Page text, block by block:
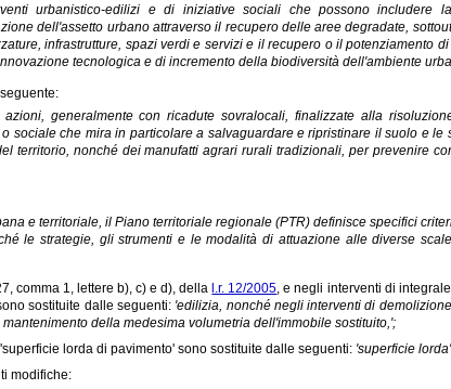
urbanistico-edilizi e di iniziative sociali che possono includere
dell'assetto urbano attraverso il recupero delle aree degradate,
infrastrutture, spazi verdi e servizi e il recupero o il potenziamento
tecnologica e di incremento della biodiversità dell'ambiente
generalmente con ricadute sovralocali, finalizzate alla
sociale che mira in particolare a salvaguardare e ripristinare il suolo e le
territorio, nonché dei manufatti agrari rurali tradizionali, per prevenire
e territoriale, il Piano territoriale regionale (PTR) definisce specifici
le strategie, gli strumenti e le modalità di attuazione alle diverse
comma 1, lettere b), c) e d), della l.r. 12/2005, e negli interventi di
sostituite dalle seguenti: 'edilizia, nonché negli interventi di
della medesima volumetria dell'immobile sostituito,';
lorda di pavimento' sono sostituite dalle seguenti: 'superficie lorda'
modifiche: